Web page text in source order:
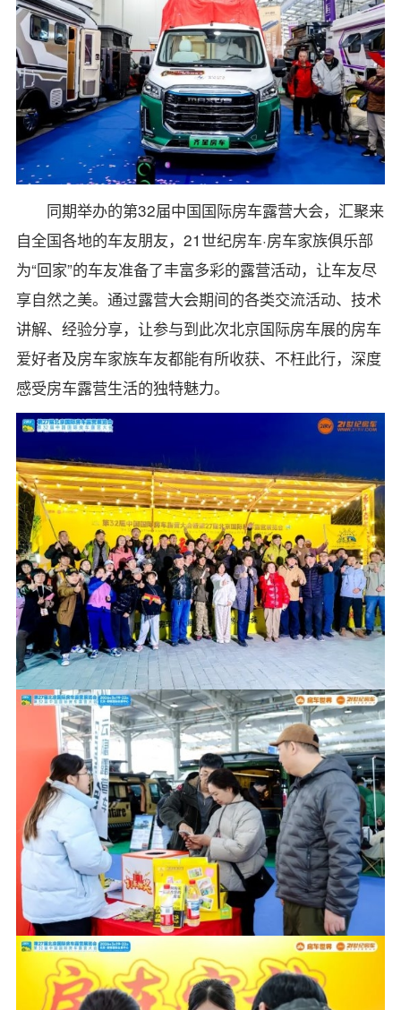
同期举办的第32届中国国际房车露营大会，汇聚来
自全国各地的车友朋友，21世纪房车·房车家族俱乐部
为“回家”的车友准备了丰富多彩的露营活动，让车友尽
享自然之美。通过露营大会期间的各类交流活动、技术
讲解、经验分享，让参与到此次北京国际房车展的房车
爱好者及房车家族车友都能有所收获、不枉此行，深度
感受房车露营生活的独特魅力。